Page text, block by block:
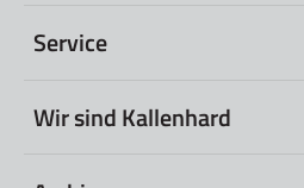
Service
Wir sind Kallenhard